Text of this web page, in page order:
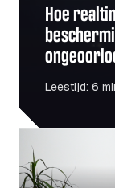
Hoe
Leestijd: 6
Van